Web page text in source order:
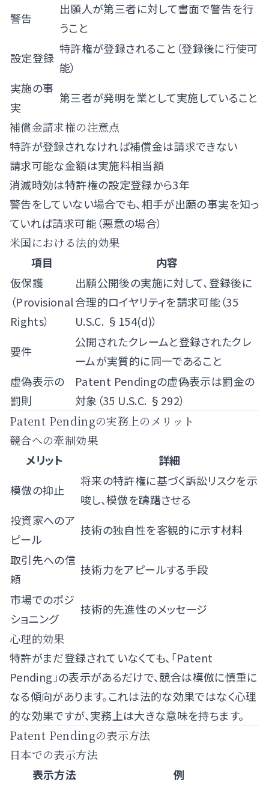
警告
出願人が第三者に対して書面で警告を行
うこと
設定登録
特許権が登録されること（登録後に行使可
能）
実施の事
実
第三者が発明を業として実施していること
補償金請求権の注意点
特許が登録されなければ補償金は請求できない
請求可能な金額は実施料相当額
消滅時効は特許権の設定登録から3年
警告をしていない場合でも、相手が出願の事実を知っ
ていれば請求可能（悪意の場合）
米国における法的効果
項目
内容
仮保護
（Provisional
Rights）
出願公開後の実施に対して、登録後に
合理的ロイヤリティを請求可能（35
U.S.C. §154(d)）
要件
公開されたクレームと登録されたクレ
ームが実質的に同一であること
虚偽表示の
罰則
Patent Pendingの虚偽表示は罰金の
対象（35 U.S.C. §292）
Patent Pendingの実務上のメリット
競合への牽制効果
メリット
詳細
模倣の抑止
将来の特許権に基づく訴訟リスクを示
唆し、模倣を躊躇させる
投資家へのア
ピール
技術の独自性を客観的に示す材料
取引先への信
頼
技術力をアピールする手段
市場でのポジ
ショニング
技術的先進性のメッセージ
心理的効果
特許がまだ登録されていなくても、「Patent
Pending」の表示があるだけで、競合は模倣に慎重に
なる傾向があります。これは法的な効果ではなく心理
的な効果ですが、実務上は大きな意味を持ちます。
Patent Pendingの表示方法
日本での表示方法
表示方法
例